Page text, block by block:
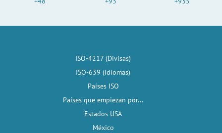
ISO-4217 (Divisas)
ISO-639 (Idiomas)
Países ISO
Países que empiezan por...
Estados USA
México